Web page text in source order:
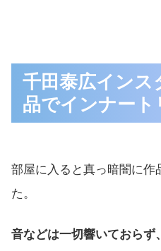
千田泰広インス
品でインナート
部屋に入ると真っ暗闇に作
た。
音などは一切響いておらず